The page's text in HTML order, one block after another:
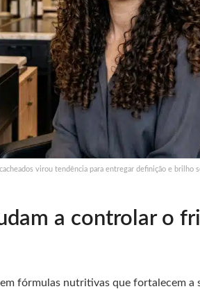
virou tendência para entregar definição e brilho
a controlar o
fórmulas nutritivas que fortalecem a